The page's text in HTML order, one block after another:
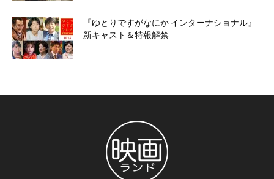
『ゆとりですがなにか インターナショナル』
新キャスト＆特報解禁